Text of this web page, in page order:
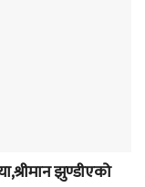
झुण्डीएको